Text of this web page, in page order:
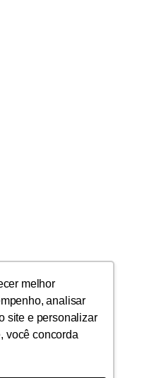
melhor
analisar
site e personalizar
você concorda